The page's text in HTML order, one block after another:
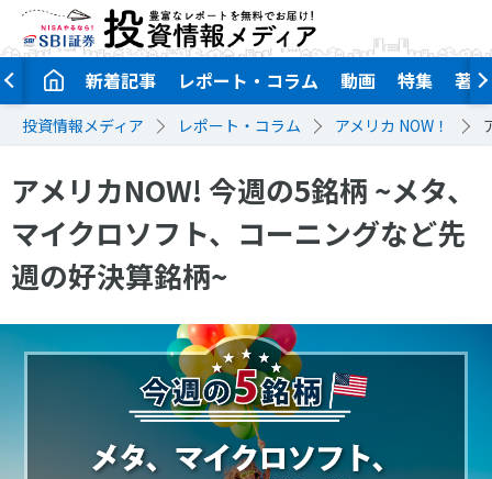
新着記事 レポート・コラム 動画 特集 著者
投資情報メディア レポート・コラム アメリカ NOW！
アメリカNOW! 今週の5銘柄 ~メタ、
マイクロソフト、コーニングなど先
週の好決算銘柄~